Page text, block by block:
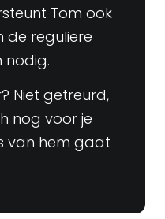
Tom ook
de reguliere
nodig.
Niet getreurd,
nog voor je
van hem gaat